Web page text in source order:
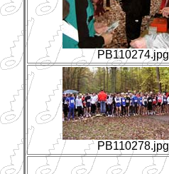
PB110274.jpg
PB110278.jpg